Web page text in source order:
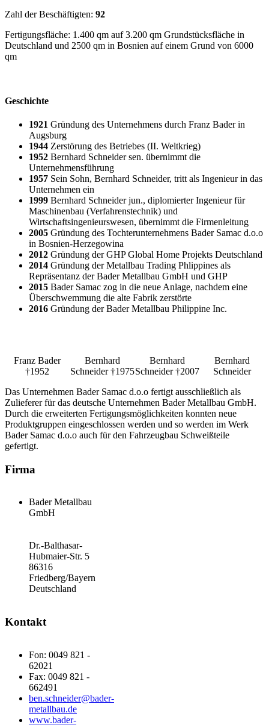
Zahl der Beschäftigten: 92
Fertigungsfläche: 1.400 qm auf 3.200 qm Grundstücksfläche in
Deutschland und 2500 qm in Bosnien auf einem Grund von 6000
qm
Geschichte
1921 Gründung des Unternehmens durch Franz Bader in
Augsburg
1944 Zerstörung des Betriebes (II. Weltkrieg)
1952 Bernhard Schneider sen. übernimmt die
Unternehmensführung
1957 Sein Sohn, Bernhard Schneider, tritt als Ingenieur in das
Unternehmen ein
1999 Bernhard Schneider jun., diplomierter Ingenieur für
Maschinenbau (Verfahrenstechnik) und
Wirtschaftsingenieurswesen, übernimmt die Firmenleitung
2005 Gründung des Tochterunternehmens Bader Samac d.o.o
in Bosnien-Herzegowina
2012 Gründung der GHP Global Home Projekts Deutschland
2014 Gründung der Metallbau Trading Phlippines als
Repräsentanz der Bader Metallbau GmbH und GHP
2015 Bader Samac zog in die neue Anlage, nachdem eine
Überschwemmung die alte Fabrik zerstörte
2016 Gründung der Bader Metallbau Philippine Inc.
Franz Bader
†1952
Bernhard
Schneider †1975
Bernhard
Schneider †2007
Bernhard
Schneider
Das Unternehmen Bader Samac d.o.o fertigt ausschließlich als
Zulieferer für das deutsche Unternehmen Bader Metallbau GmbH.
Durch die erweiterten Fertigungsmöglichkeiten konnten neue
Produktgruppen eingeschlossen werden und so werden im Werk
Bader Samac d.o.o auch für den Fahrzeugbau Schweißteile
gefertigt.
Firma
Bader Metallbau
GmbH
Dr.-Balthasar-
Hubmaier-Str. 5
86316
Friedberg/Bayern
Deutschland
Kontakt
Fon: 0049 821 -
62021
Fax: 0049 821 -
662491
ben.schneider@bader-
metallbau.de
www.bader-